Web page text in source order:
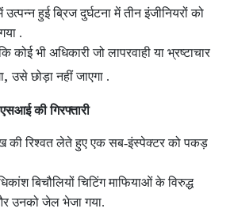
हुई ब्रिज दुर्घटना में तीन इंजीनियरों को
.
कोई भी अधिकारी जो लापरवाही या भ्रष्टाचार
,उसे छोड़ा नहीं जाएगा .
की गिरफ्तारी
की रिश्वत लेते हुए एक सब-इंस्पेक्टर को पकड़
बिचौलियों चिटिंग माफियाओं के विरुद्ध
उनको जेल भेजा गया.